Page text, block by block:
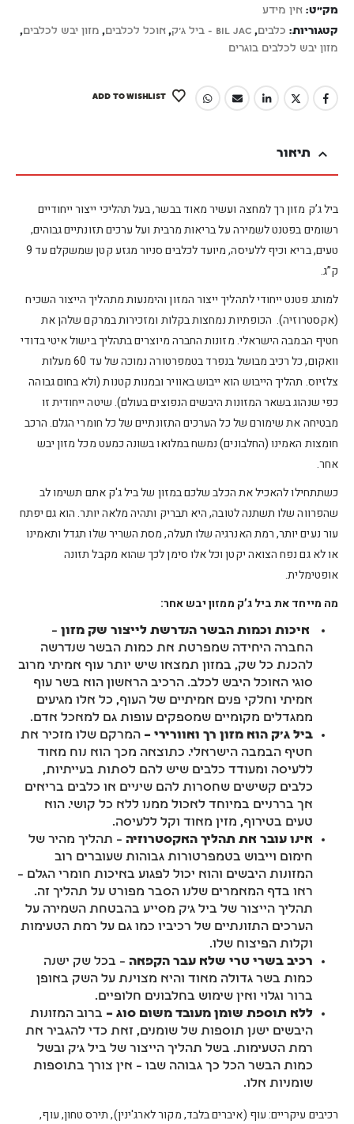
מק"ט: אין מידע
קטגוריות: כלבים, Bil Jac - ביל ג'ק , אוכל לכלבים, מזון יבש לכלבים,
מזון יבש לכלבים בוגרים
ADD TO WISHLIST
תיאור
ביל ג’ק מזון רך למחצה ועשיר מאוד בבשר, בעל תהליכי ייצור ייחודיים
רשומים בפטנט לשמירה על בריאות מרבית ועל ערכים תזונתיים גבוהים,
טעים, בריא וכיף ללעיסה, מיועד לכלבים סניור מגזע קטן שמשקלם עד 9
ק”ג.
למותג פטנט ייחודי לתהליך ייצור המזון והימנעות מתהליך הייצור השכיח
(אקסטרוזיה). הכופתיות נמחצות בקלות ומזכירות במרקם שלהן את
חטיף הבמבה הישראלי. מזונות החברה מיוצרים בתהליך בישול איטי בדודי
וואקום, כל רכיב מבושל בנפרד בטמפרטורה נמוכה של עד 60 מעלות
צלזיוס. תהליך הייבוש הוא ייבוש באוויר ובמנות קטנות (ולא בחום גבוהה
כפי שנהוג בשאר המזונות היבשים הנפוצים בעולם). שיטה ייחודית זו
מבטיחה את שימורם של כל הערכים התזונתיים של כל חומרי הגלם. הרכב
חומצות האמינו (החלבונים) נמשח במלואו בשונה כמעט מכל מזון יבש
אחר.
כשתתחילו להאכיל את הכלב שלכם במזון של ביל ג'ק אתם תשימו לב
שהפרווה שלו תשתנה לטובה, היא תבריק ותהיה מלאה יותר. הוא גם יפתח
עור נעים יותר, רמת האנרגיה שלו תעלה, מסת השריר שלו תגדל ותאמינו
או לא גם נפח הצואה יקטן וכל אלו סימן לכך שהוא מקבל תזונה
אופטימלית.
מה מייחד את ביל ג’ק ממזון יבש אחר:
איכות וכמות הבשר הנדרשת לייצור שק מזון –
החברה היחידה שמפרטת את כמות הבשר שנדרשה
להכנת כל שק, במזון תמצאו שיש יותר עוף אמיתי מרוב
סוגי האוכל היבש לכלב. הרכיב הראשון הוא בשר עוף
אמיתי וחלקי פנים אמיתיים של העוף, כל אלו מגיעים
ממגדלים מקומיים שמספקים עופות גם למאכל אדם.
ביל ג’ק הוא מזון רך ואוורירי – המרקם שלו מזכיר את
חטיף הבמבה הישראלי. כתוצאה מכך הוא נוח מאוד
ללעיסה ומעודד כלבים שיש להם לסתות בעייתיות,
כלבים קשישים שחסרות להם שיניים או כלבים בריאים
אך בררניים במיוחד לאכול ממנו ללא כל קושי. הוא
טעים בטירוף, מזין מאוד וקל ללעיסה.
אינו עובר את תהליך האקסטרוזיה – תהליך מהיר של
חימום וייבוש בטמפרטורות גבוהות שעוברים רוב
המזונות היבשים והוא יכול לפגוע באיכות חומרי הגלם –
ראו בדף המאמרים שלנו הסבר מפורט על תהליך זה.
תהליך הייצור של ביל ג’ק מסייע בהבטחת השמירה על
הערכים התזונתיים של רכיביו כמו גם על רמת הטעימות
וקלות הפיצוח שלו.
רכיב בשרי טרי שלא עבר הקפאה – בכל שק ישנה
כמות בשר גדולה מאוד והיא מצוינת על השק באופן
ברור וגלוי ואין שימוש בחלבונים חלופיים.
ללא תוספת שומן מעובד משום סוג – ברוב המזונות
היבשים ישנן תוספות של שומנים, זאת כדי להגביר את
רמת הטעימות. בשל תהליך הייצור של ביל ג’ק ובשל
כמות הבשר הכל כך גבוהה שבו – אין צורך בתוספות
שומניות אלו.
רכיבים עיקריים: עוף (איברים בלבד, מקור לארג'ינין), תירס טחון, עוף,